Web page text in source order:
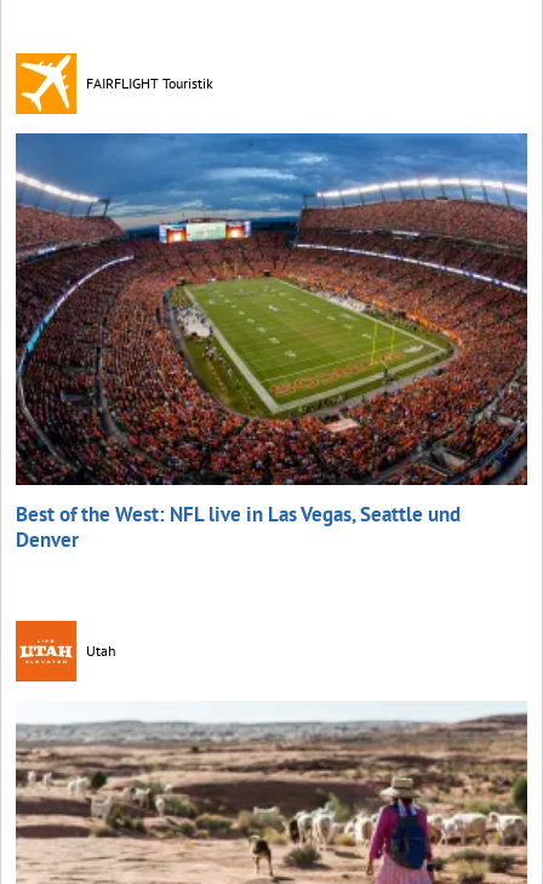
FAIRFLIGHT Touristik
Best of the West: NFL live in Las Vegas, Seattle und
Denver
Utah